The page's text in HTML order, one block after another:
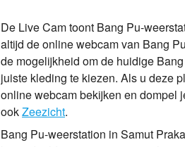
De Live Cam toont Bang Pu-
altijd de online webcam van Bang
de mogelijkheid om de huidige
juiste kleding te kiezen. Als u deze
online webcam bekijken en dompel
ookZeezicht.
Bang Pu-weerstation in Samut